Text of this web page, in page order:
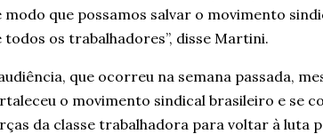
modo que possamos salvar o movimento
todos os trabalhadores”, disse Martini.
que ocorreu na semana passada,
o movimento sindical brasileiro e se
da classe trabalhadora para voltar à luta